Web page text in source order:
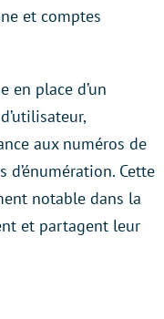
et comptes
en place d’un
aux numéros de
Cette
notable dans la
et partagent leur